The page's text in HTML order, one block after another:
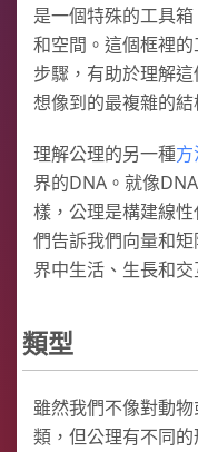
是一個特殊的工具
和空間。這個框裡
步驟，有助於理解
想像到的最複雜的結
理解公理的另一種方
界的DNA。就像
樣，公理是構建線
們告訴我們向量和
界中生活、生長和交
類型
雖然我們不像對動
類，但公理有不同